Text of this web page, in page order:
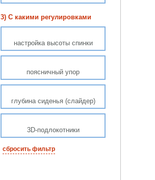
3) С какими регулировками
настройка высоты спинки
поясничный упор
глубина сиденья (слайдер)
3D-подлокотники
сбросить фильтр